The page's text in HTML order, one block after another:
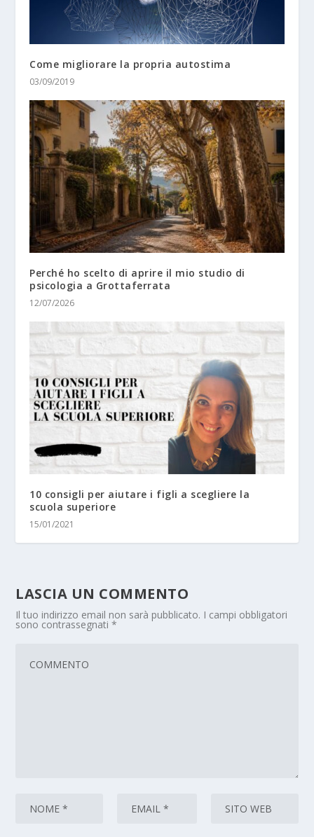
Come migliorare la propria autostima
03/09/2019
Perché ho scelto di aprire il mio studio di
psicologia a Grottaferrata
12/07/2026
10 consigli per aiutare i figli a scegliere la
scuola superiore
15/01/2021
LASCIA UN COMMENTO
Il tuo indirizzo email non sarà pubblicato. I campi obbligatori
sono contrassegnati*